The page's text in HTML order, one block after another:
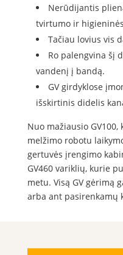
Nerūdijantis
tvirtumo ir
Tačiau lovius vis
Ro palengvina šį
vandenį į bandą.
GV girdyklose
išskirtinis didelis
Nuo mažiausio
melžimo robotu
gertuvės įrengimo
GV460 variklių, kurie
metu. Visą GV gėrimą
arba ant pasirenkamų